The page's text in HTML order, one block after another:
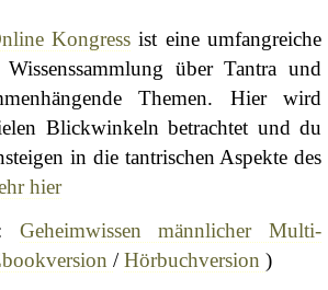
Kongress ist eine umfangreiche
Wissenssammlung über Tantra und
Themen. Hier wird
Blickwinkeln betrachtet und du
in die tantrischen Aspekte des
hier
Geheimwissen männlicher Multi-
/Hörbuchversion )